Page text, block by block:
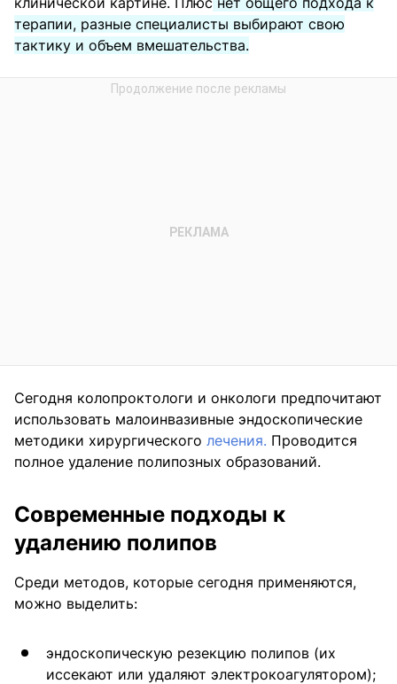
терапии, разные специалисты выбирают свою
тактику и объем вмешательства.
Сегодня колопроктологи и онкологи предпочитают
использовать малоинвазивные эндоскопические
методики хирургического лечения. Проводится
полное удаление полипозных образований.
Современные подходы к
удалению полипов
Среди методов, которые сегодня применяются,
можно выделить:
эндоскопическую резекцию полипов (их
иссекают или удаляют электрокоагулятором);